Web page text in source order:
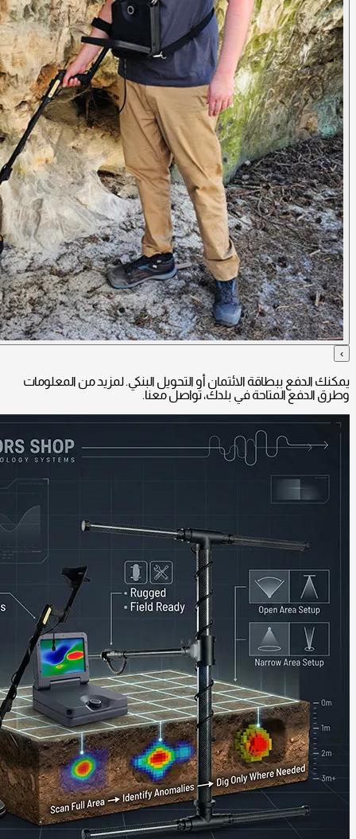
›
يمكنك الدفع ببطاقة الائتمان أو التحويل البنكي. لمزيد من المعلومات
وطرق الدفع المتاحة في بلدك، تواصل معنا.